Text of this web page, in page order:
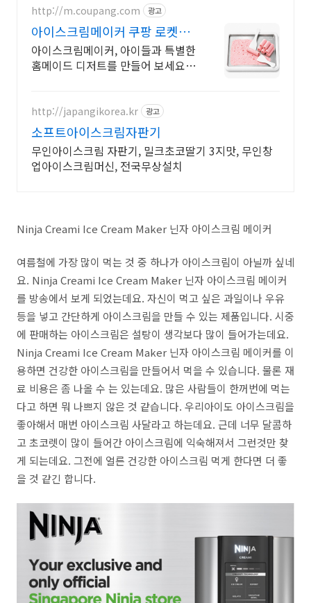
http://m.coupang.com 광고
아이스크림메이커 쿠팡 로켓프
레시 신선하게 배송
아이스크림메이커, 아이들과 특별한
홈메이드 디저트를 만들어 보세요!
http://japangikorea.kr 광고
소프트아이스크림자판기
무인아이스크림 자판기, 밀크초코딸기 3지맛, 무인창
업아이스크림머신, 전국무상설치
Ninja Creami Ice Cream Maker 닌자 아이스크림 메이커
여름철에 가장 많이 먹는 것 중 하나가 아이스크림이 아닐까 싶네
요. Ninja Creami Ice Cream Maker 닌자 아이스크림 메이커
를 방송에서 보게 되었는데요. 자신이 먹고 싶은 과일이나 우유
등을 넣고 간단하게 아이스크림을 만들 수 있는 제품입니다. 시중
에 판매하는 아이스크림은 설탕이 생각보다 많이 들어가는데요.
Ninja Creami Ice Cream Maker 닌자 아이스크림 메이커를 이
용하면 건강한 아이스크림을 만들어서 먹을 수 있습니다. 물론 재
료 비용은 좀 나올 수 는 있는데요. 많은 사람들이 한꺼번에 먹는
다고 하면 뭐 나쁘지 않은 것 같습니다. 우리아이도 아이스크림을
좋아해서 매번 아이스크림 사달라고 하는데요. 근데 너무 달콤하
고 초코렛이 많이 들어간 아이스크림에 익숙해져서 그런것만 찾
게 되는데요. 그전에 얼른 건강한 아이스크림 먹게 한다면 더 좋
을 것 같긴 합니다.